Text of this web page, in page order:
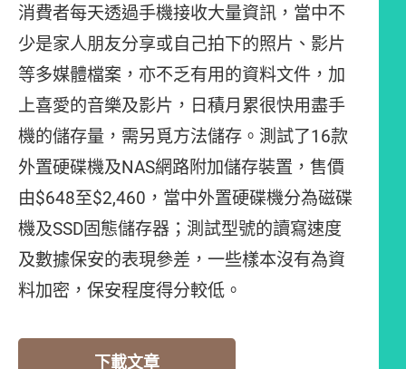
消費者每天透過手機接收大量資訊，當中不
少是家人朋友分享或自己拍下的照片、影片
等多媒體檔案，亦不乏有用的資料文件，加
上喜愛的音樂及影片，日積月累很快用盡手
機的儲存量，需另覓方法儲存。測試了16款
外置硬碟機及NAS網路附加儲存裝置，售價
由$648至$2,460，當中外置硬碟機分為磁碟
機及SSD固態儲存器；測試型號的讀寫速度
及數據保安的表現參差，一些樣本沒有為資
料加密，保安程度得分較低。
下載文章